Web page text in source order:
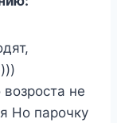
не
Но парочку